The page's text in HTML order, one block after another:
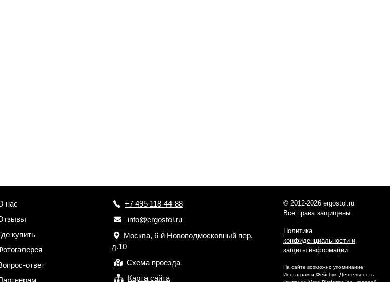
нас
купить
ответ
+7 495 118-44-88
info@ergostol.ru
Москва, 6-й Новоподмосковный пер.
д.10
Схема проезда
Карта сайта
© 2012-2026 ergostol.ru
Все права защищены.
Политика
конфиденциальности и
защиты информации
На сайте возможно упоминание
Инстаграм и Фейсбук. Деятельность